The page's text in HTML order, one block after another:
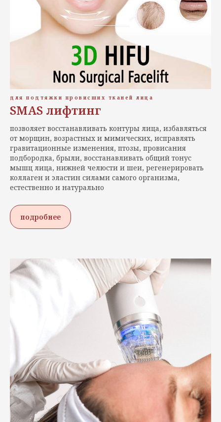
для подтяжки провисших тканей лица
SMAS лифтинг
позволяет восстанавливать контуры лица, избавляться
от морщин, возрастных и мимических, исправлять
гравитационные изменения, птозы, провисания
подбородка, брыли, восстанавливать общий тонус
мышц лица, нижней челюсти и шеи, регенерировать
коллаген и эластин силами самого организма,
естественно и натурально
подробнее